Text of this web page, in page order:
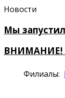
Новости
Мы
ВНИМАНИЕ!
Филиалы: